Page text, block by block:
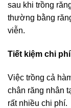
sau khi trồng
thường bằng
viễn.
Tiết kiệm chi
Việc trồng cả
chân răng nhân
rất nhiều chi phí.